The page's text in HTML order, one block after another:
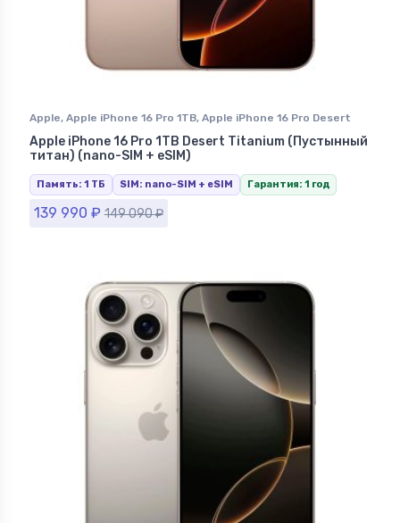
Apple, Apple iPhone 16 Pro 1TB, Apple iPhone 16 Pro Desert
Titanium (Песчаный Титан), iPhone 16 Pro
iPhone в
Ставрополе
Apple iPhone 16 Pro 1TB Desert Titanium (Пустынный
титан) (nano-SIM + eSIM)
Память: 1 ТБ SIM: nano-SIM + eSIM Гарантия: 1 год
139 990 ₽ 149 090₽